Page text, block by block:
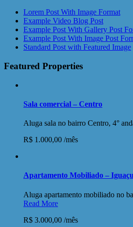
Lorem Post With Image Format
Example Video Blog Post
Example Post With Gallery Post
Example Post With Image Post
Standard Post with Featured Image
Featured Properties
Sala comercial – Centro
Aluga sala no bairro Centro, 4°
R$ 1.000,00 /mês
Apartamento Mobiliado – Iguaçu
Aluga apartamento mobiliado no
Read More
R$ 3.000,00 /mês